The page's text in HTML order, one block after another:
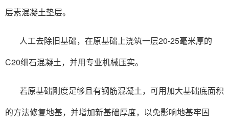
层素混凝土垫层。
人工去除旧基础，在原基础上浇筑一层20-25毫米厚的
C20细石混凝土，并用专业机械压实。
若原基础刚度足够且有钢筋混凝土，可用加大基础底面积
的方法修复地基，并增加新基础厚度，以免影响地基牢固